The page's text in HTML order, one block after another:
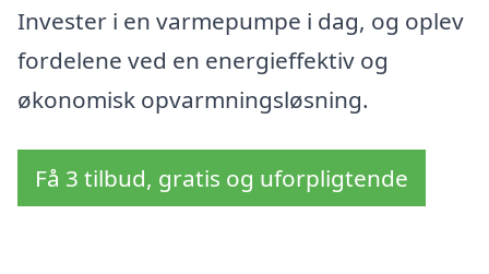
Invester i en varmepumpe i dag, og oplev
fordelene ved en energieffektiv og
økonomisk opvarmningsløsning.
Få 3 tilbud, gratis og uforpligtende